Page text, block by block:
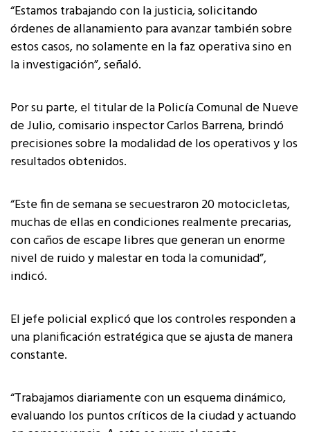
“Estamos trabajando con la justicia, solicitando
órdenes de allanamiento para avanzar también sobre
estos casos, no solamente en la faz operativa sino en
la investigación”, señaló.
Por su parte, el titular de la Policía Comunal de Nueve
de Julio, comisario inspector Carlos Barrena, brindó
precisiones sobre la modalidad de los operativos y los
resultados obtenidos.
“Este fin de semana se secuestraron 20 motocicletas,
muchas de ellas en condiciones realmente precarias,
con caños de escape libres que generan un enorme
nivel de ruido y malestar en toda la comunidad”,
indicó.
El jefe policial explicó que los controles responden a
una planificación estratégica que se ajusta de manera
constante.
“Trabajamos diariamente con un esquema dinámico,
evaluando los puntos críticos de la ciudad y actuando